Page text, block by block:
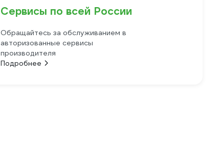
Сервисы по всей России
Обращайтесь за обслуживанием в
авторизованные сервисы
производителя
Подробнее